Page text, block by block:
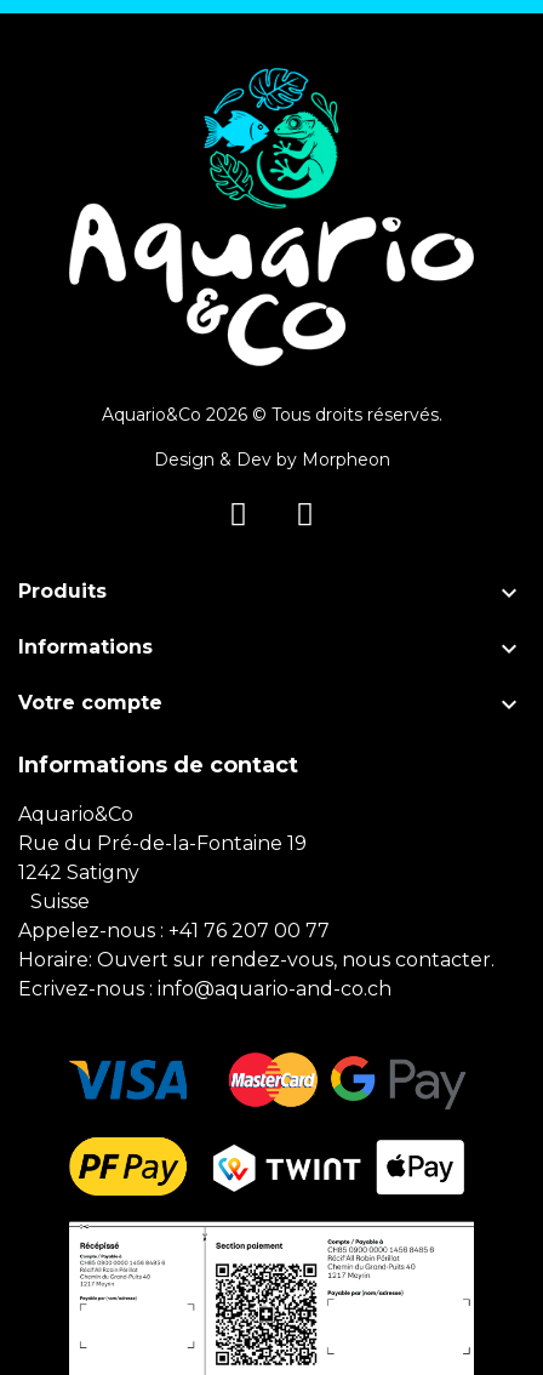
Aquario&Co 2026 © Tous droits réservés.
Design & Dev by Morpheon
Produits 
Informations 
Votre compte 
Informations de contact
Aquario&Co
Rue du Pré-de-la-Fontaine 19
1242 Satigny
Suisse
Appelez-nous : +41 76 207 00 77
Horaire: Ouvert sur rendez-vous, nous contacter.
Ecrivez-nous : info@aquario-and-co.ch